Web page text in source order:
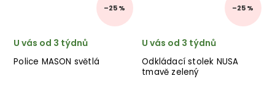
–25 %
Police MASON světlá
U vás od 3 týdnů
–25 %
Odkládací stolek NUSA
tmavě zelený
U vás od 3 týdnů